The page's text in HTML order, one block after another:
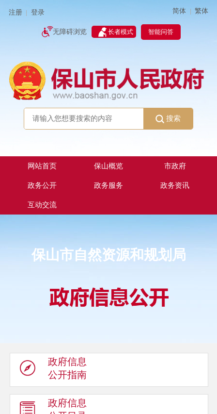
注册 登录 简体 | 繁体
无障碍浏览 长者模式 智能问答
搜索
网站首页 保山概览 市政府
政务公开 政务服务 政务资讯
互动交流
保山市自然资源和规划局
政府信息
公开指南
政府信息